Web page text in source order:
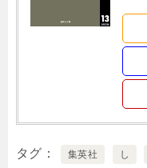
タグ 集英社 し